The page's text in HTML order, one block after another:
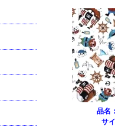
品名：
サ